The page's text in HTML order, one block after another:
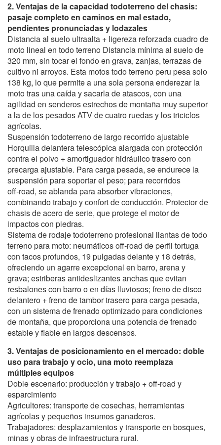
2. Ventajas de la capacidad todoterreno del chasis:
pasaje completo en caminos en mal estado,
pendientes pronunciadas y lodazales
Distancia al suelo ultraalta + ligereza reforzada cuadro de
moto lineal en todo terreno Distancia mínima al suelo de
320 mm, sin tocar el fondo en grava, zanjas, terrazas de
cultivo ni arroyos. Esta motos todo terreno peru pesa solo
138 kg, lo que permite a una sola persona enderezar la
moto tras una caída y sacarla de atascos, con una
agilidad en senderos estrechos de montaña muy superior
a la de los pesados ATV de cuatro ruedas y los triciclos
agrícolas.
Suspensión todoterreno de largo recorrido ajustable
Horquilla delantera telescópica alargada con protección
contra el polvo + amortiguador hidráulico trasero con
precarga ajustable. Para carga pesada, se endurece la
suspensión para soportar el peso; para recorridos
off‑road, se ablanda para absorber vibraciones,
combinando trabajo y confort de conducción. Protector de
chasis de acero de serie, que protege el motor de
impactos con piedras.
Sistema de rodaje todoterreno profesional llantas de todo
terreno para moto: neumáticos off‑road de perfil tortuga
con tacos profundos, 19 pulgadas delante y 18 detrás,
ofreciendo un agarre excepcional en barro, arena y
grava; estriberas antideslizantes anchas que evitan
resbalones con barro o en días lluviosos; freno de disco
delantero + freno de tambor trasero para carga pesada,
con un sistema de frenado optimizado para condiciones
de montaña, que proporciona una potencia de frenado
estable y fiable en largos descensos.
3. Ventajas de posicionamiento en el mercado: doble
uso para trabajo y ocio, una moto reemplaza
múltiples equipos
Doble escenario: producción y trabajo + off‑road y
esparcimiento
Agricultores: transporte de cosechas, herramientas
agrícolas y pequeños insumos ganaderos.
Trabajadores: desplazamientos y transporte en bosques,
minas y obras de infraestructura rural.